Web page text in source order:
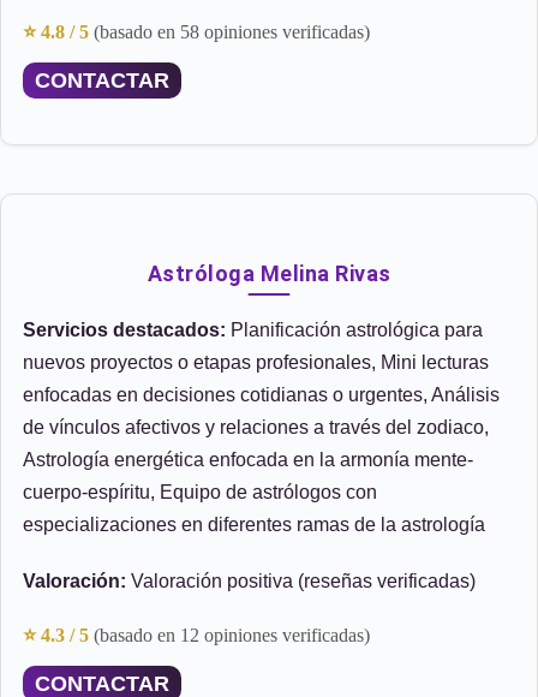
⭐ 4.8 / 5 (basado en 58 opiniones verificadas)
CONTACTAR
Astróloga Melina Rivas
Servicios destacados: Planificación astrológica para
nuevos proyectos o etapas profesionales, Mini lecturas
enfocadas en decisiones cotidianas o urgentes, Análisis
de vínculos afectivos y relaciones a través del zodiaco,
Astrología energética enfocada en la armonía mente-
cuerpo-espíritu, Equipo de astrólogos con
especializaciones en diferentes ramas de la astrología
Valoración: Valoración positiva (reseñas verificadas)
⭐ 4.3 / 5 (basado en 12 opiniones verificadas)
CONTACTAR